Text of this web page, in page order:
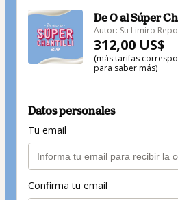
De 0 al Súper
Autor: Su Limiro
312,00 US$
(más tarifas
para saber más)
Datos personales
Tu email
Confirma tu email